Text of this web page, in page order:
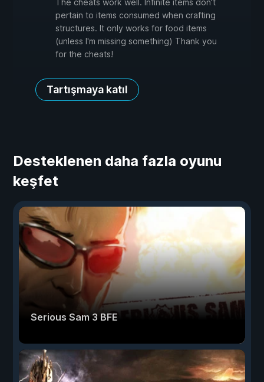
The cheats work well. Infinite items don't
pertain to items consumed when crafting
structures. It only works for food items
(unless I'm missing something) Thank you
for the cheats!
Tartışmaya katıl
Desteklenen daha fazla oyunu
keşfet
Serious Sam 3 BFE